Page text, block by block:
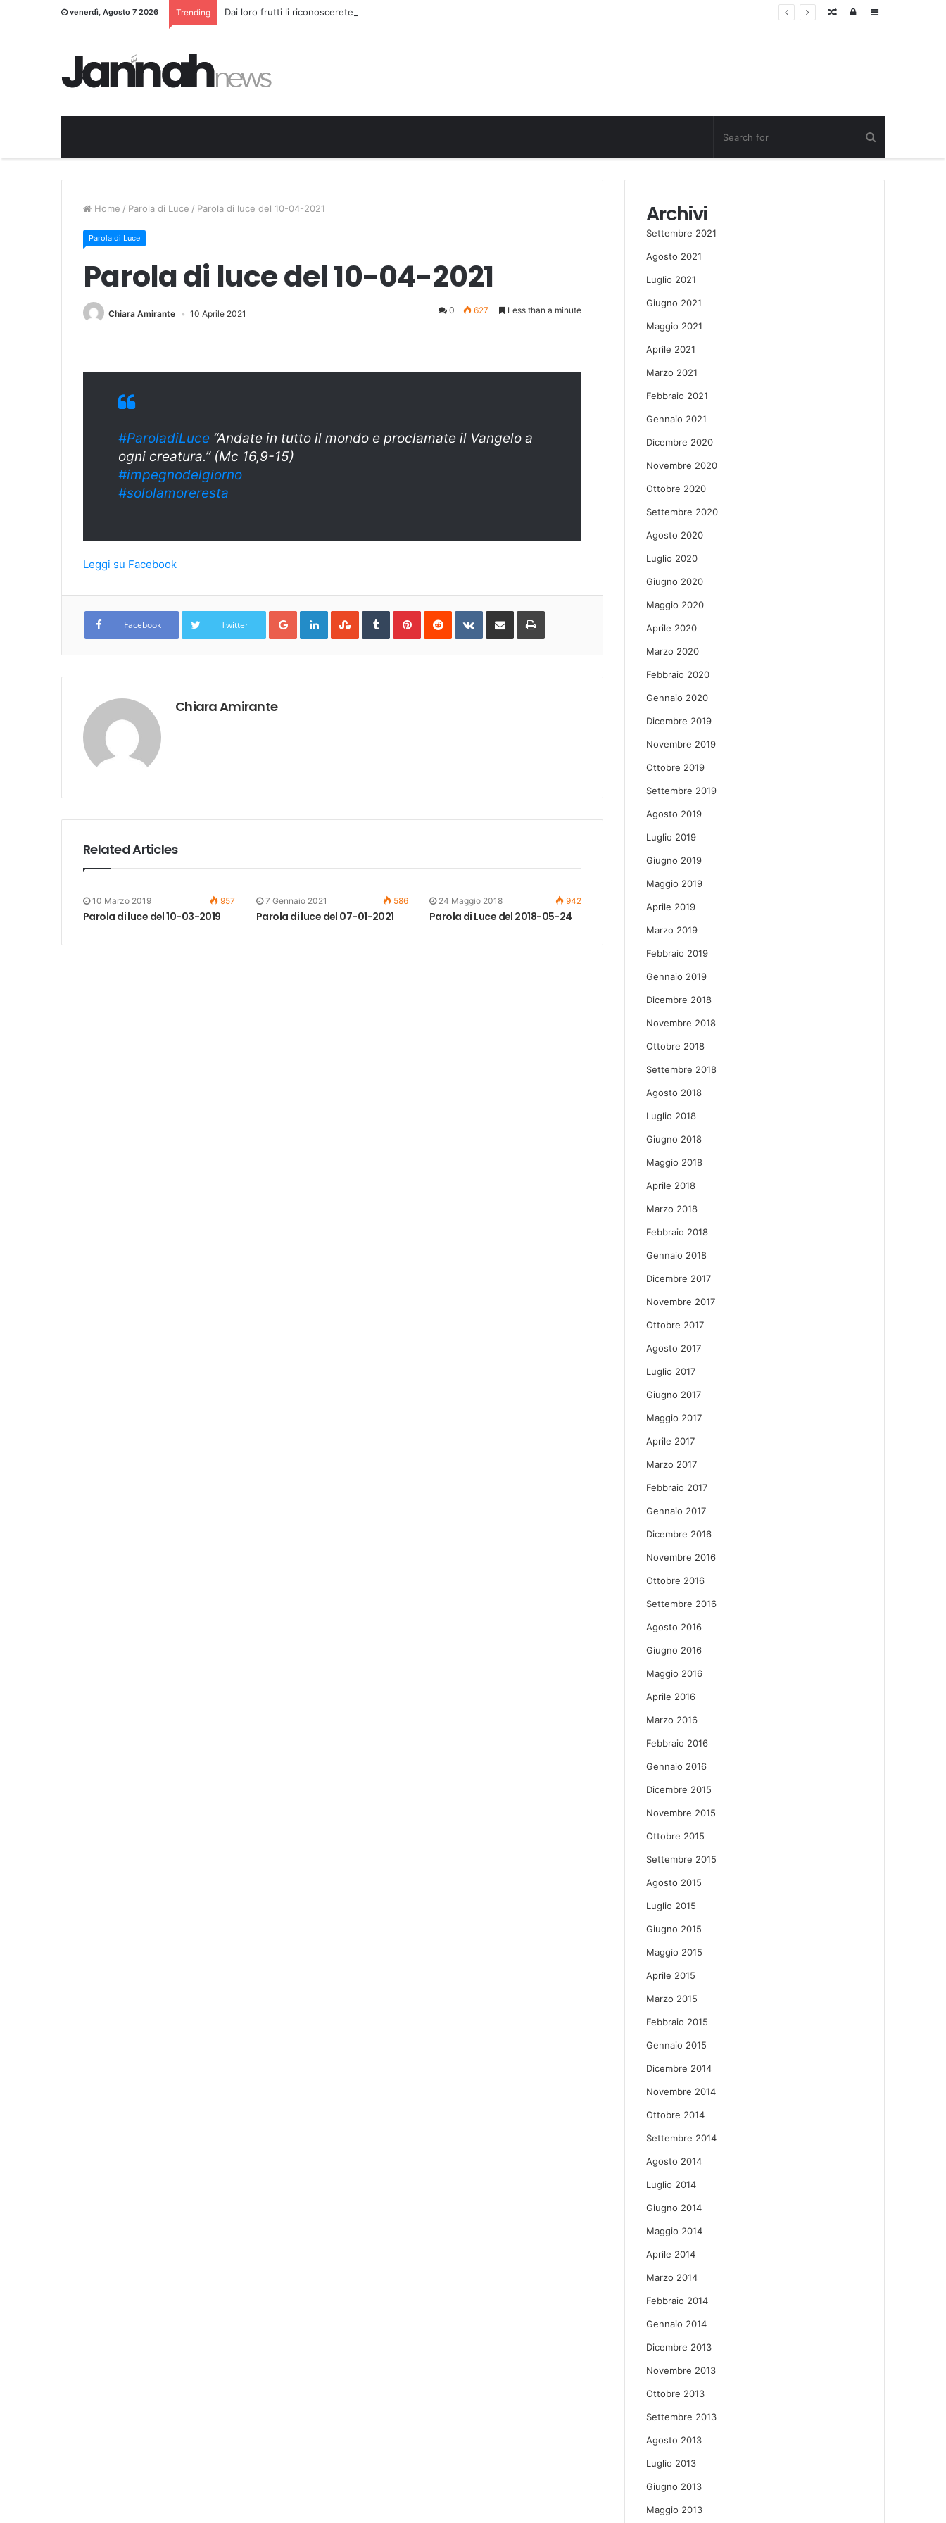
venerdì, Agosto 7 2026 Trending Dai loro frutti li riconoscerete Sidebar
Log
Random
Home / Parola di Luce / Parola di luce del 10-04-2021
Parola di Luce
Parola di luce del 10-04-2021
Chiara Amirante 10 Aprile 2021 0 627 Less than a minute
#ParoladiLuce “Andate in tutto il mondo e proclamate il Vangelo a
ogni creatura.” (Mc 16,9-15)
#impegnodelgiorno
#sololamoreresta
Leggi su Facebook
Facebook Twitter
Google+LinkedInStumbleUpon
TumblrPinterestReddit VKontakteShare
Email
Print
Chiara Amirante
Related Articles
10 Marzo 2019 957
Parola di luce del 10-03-2019
7 Gennaio 2021 586
Parola di luce del 07-01-2021
24 Maggio 2018 942
Parola di Luce del 2018-05-24
Archivi
Settembre 2021
Agosto 2021
Luglio 2021
Giugno 2021
Maggio 2021
Aprile 2021
Marzo 2021
Febbraio 2021
Gennaio 2021
Dicembre 2020
Novembre 2020
Ottobre 2020
Settembre 2020
Agosto 2020
Luglio 2020
Giugno 2020
Maggio 2020
Aprile 2020
Marzo 2020
Febbraio 2020
Gennaio 2020
Dicembre 2019
Novembre 2019
Ottobre 2019
Settembre 2019
Agosto 2019
Luglio 2019
Giugno 2019
Maggio 2019
Aprile 2019
Marzo 2019
Febbraio 2019
Gennaio 2019
Dicembre 2018
Novembre 2018
Ottobre 2018
Settembre 2018
Agosto 2018
Luglio 2018
Giugno 2018
Maggio 2018
Aprile 2018
Marzo 2018
Febbraio 2018
Gennaio 2018
Dicembre 2017
Novembre 2017
Ottobre 2017
Agosto 2017
Luglio 2017
Giugno 2017
Maggio 2017
Aprile 2017
Marzo 2017
Febbraio 2017
Gennaio 2017
Dicembre 2016
Novembre 2016
Ottobre 2016
Settembre 2016
Agosto 2016
Giugno 2016
Maggio 2016
Aprile 2016
Marzo 2016
Febbraio 2016
Gennaio 2016
Dicembre 2015
Novembre 2015
Ottobre 2015
Settembre 2015
Agosto 2015
Luglio 2015
Giugno 2015
Maggio 2015
Aprile 2015
Marzo 2015
Febbraio 2015
Gennaio 2015
Dicembre 2014
Novembre 2014
Ottobre 2014
Settembre 2014
Agosto 2014
Luglio 2014
Giugno 2014
Maggio 2014
Aprile 2014
Marzo 2014
Febbraio 2014
Gennaio 2014
Dicembre 2013
Novembre 2013
Ottobre 2013
Settembre 2013
Agosto 2013
Luglio 2013
Giugno 2013
Maggio 2013